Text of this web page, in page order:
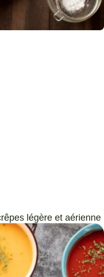
légère et aérienne